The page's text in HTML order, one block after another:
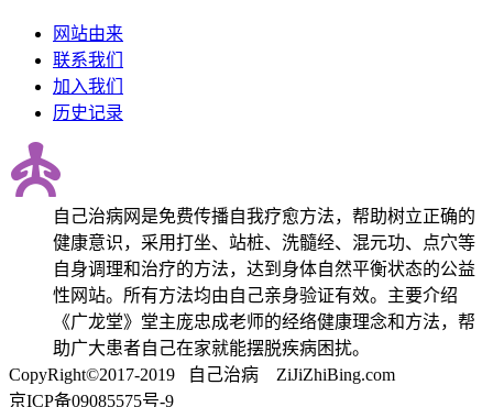
网站由来
联系我们
加入我们
历史记录
自己治病网是免费传播自我疗愈方法，帮助树立正确的
健康意识，采用打坐、站桩、洗髓经、混元功、点穴等
自身调理和治疗的方法，达到身体自然平衡状态的公益
性网站。所有方法均由自己亲身验证有效。主要介绍
《广龙堂》堂主庞忠成老师的经络健康理念和方法，帮
助广大患者自己在家就能摆脱疾病困扰。
CopyRight©2017-2019 自己治病 ZiJiZhiBing.com
京ICP备09085575号-9